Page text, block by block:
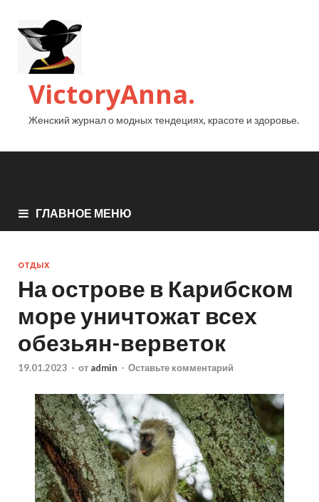
VictoryAnna.
Женский журнал о модных тендециях, красоте и здоровье.
ГЛАВНОЕ МЕНЮ
ОТДЫХ
На острове в Карибском
море уничтожат всех
обезьян-верветок
19.01.2023 - от admin - Оставьте комментарий